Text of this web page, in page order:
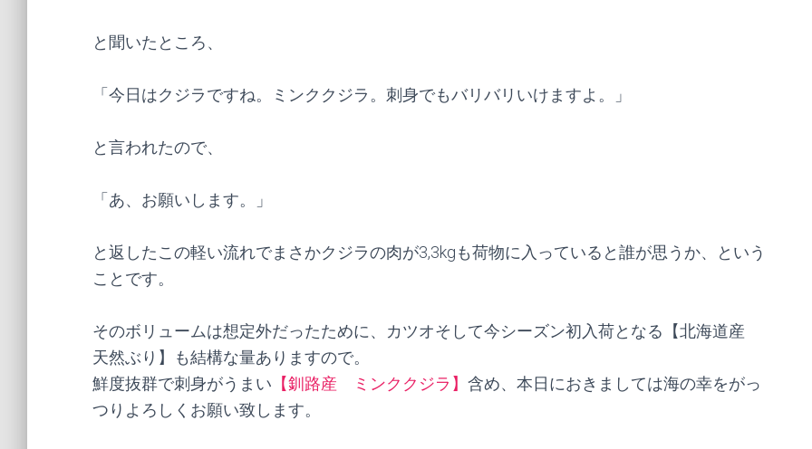
と聞いたところ、
「今日はクジラですね。ミンククジラ。刺身でもバリバリいけますよ。」
と言われたので、
「あ、お願いします。」
と返したこの軽い流れでまさかクジラの肉が3,3kgも荷物に入っていると誰が思うか、という
ことです。
そのボリュームは想定外だったために、カツオそして今シーズン初入荷となる【北海道産
天然ぶり】も結構な量ありますので。
鮮度抜群で刺身がうまい 【釧路産 ミンククジラ】 含め、本日におきましては海の幸をがっ
つりよろしくお願い致します。